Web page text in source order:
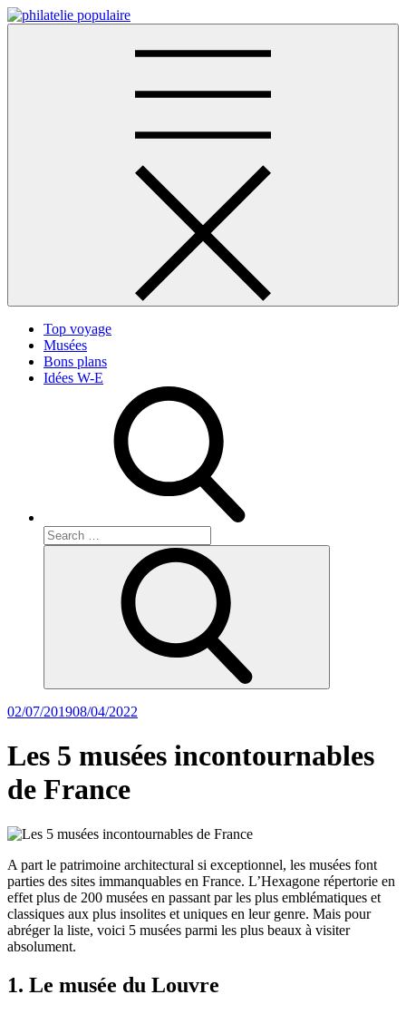
Skip
to
Top voyage
Musées
Bons plans
Idées W-E
Search
for:
Posted
02/07/201908/04/2022
Les 5 musées incontournables
de France
A part le patrimoine architectural si exceptionnel, les musées font
parties des sites immanquables en France. L’Hexagone répertorie en
effet plus de 200 musées en passant par les plus emblématiques et
classiques aux plus insolites et uniques en leur genre. Mais pour
abréger la liste, voici 5 musées parmi les plus beaux à visiter
absolument.
1. Le musée du Louvre